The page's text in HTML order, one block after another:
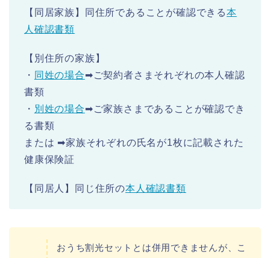
【同居家族】同住所であることが確認できる本
人確認書類
【別住所の家族】
・
同姓の場合➡ご契約者さまそれぞれの本人確認
書類
・ 別姓の場合➡ご家族さまであることが確認でき
る書類
または ➡家族それぞれの氏名が1枚に記載された
健康保険証
【同居人】同じ住所の本人確認書類
おうち割光セットとは併用できませんが、こ